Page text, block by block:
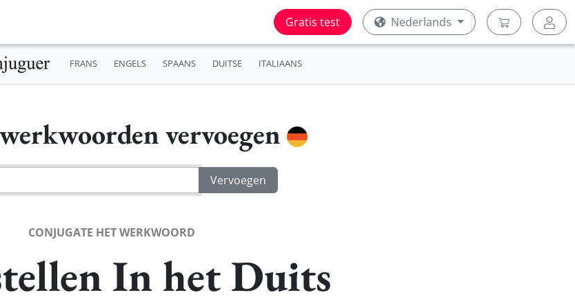
Gratis test Nederlands
FRANS ENGELS SPAANS DUITSE ITALIAANS
vervoegen
CONJUGATE HET WERKWOORD
In het Duits